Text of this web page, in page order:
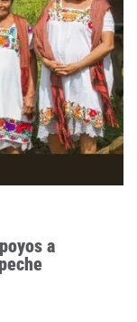
a